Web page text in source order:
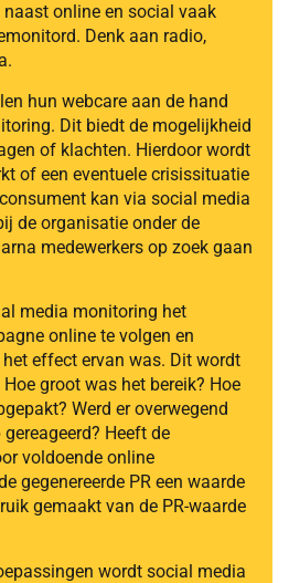
online en social vaak
Denk aan radio,
hun webcare aan de hand
Dit biedt de mogelijkheid
of klachten. Hierdoor wordt
of een eventuele crisissituatie
kan via social media
de organisatie onder de
medewerkers op zoek gaan
media monitoring het
online te volgen en
effect ervan was. Dit wordt
groot was het bereik? Hoe
Werd er overwegend
Heeft de
voldoende online
gegenereerde PR een waarde
gemaakt van de PR-waarde
wordt social media